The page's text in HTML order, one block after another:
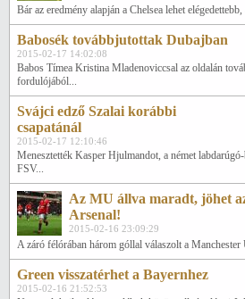
Bár az eredmény alapján a Chelsea lehet
Babosék továbbjutottak Dubajban
2015-02-17 14:02:08
Babos Tímea Kristina Mladenoviccsal az oldalán
fordulójából...
Svájci edző Szalai korábbi
csapatánál
2015-02-17 12:10:46
Menesztették Kasper Hjulmandot, a német
FSV...
Az MU állva maradt, jöhet
Arsenal!
2015-02-16 23:09:29
A záró félórában három góllal válaszolt a Manchester
Green visszatérhet a Bayernhez
2015-02-16 21:52:53